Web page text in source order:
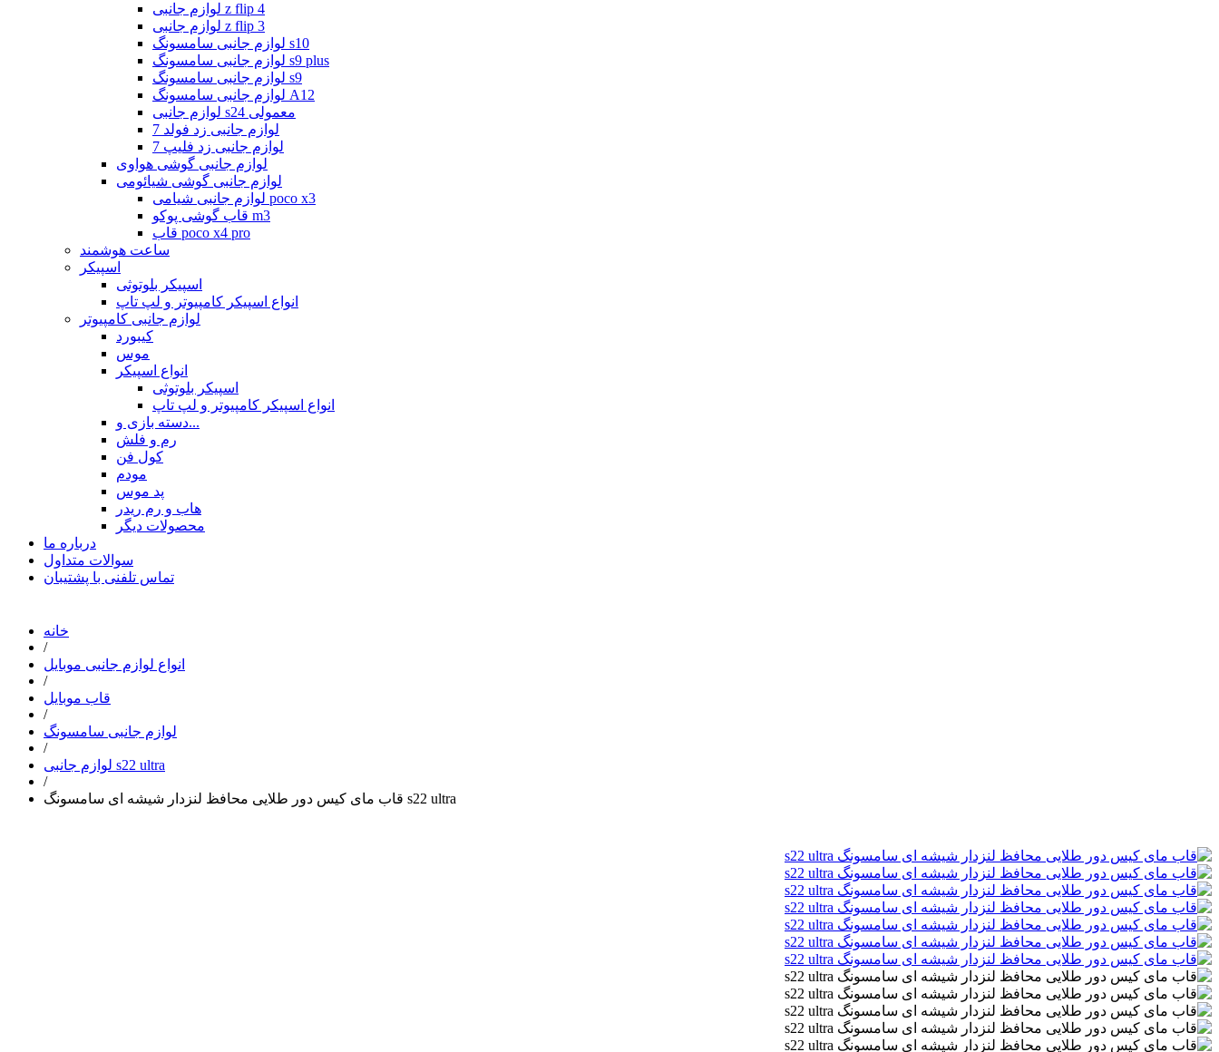
لوازم جانبی z flip 4
لوازم جانبی z flip 3
لوازم جانبی سامسونگ s10
لوازم جانبی سامسونگ s9 plus
لوازم جانبی سامسونگ s9
لوازم جانبی سامسونگ A12
لوازم جانبی s24 معمولی
لوازم جانبی زد فولد 7
لوازم جانبی زد فلیپ 7
لوازم جانبی گوشی هواوی
لوازم جانبی گوشی شیائومی
لوازم جانبی شیامی poco x3
قاب گوشی پوکو m3
قاب poco x4 pro
ساعت هوشمند
اسپیکر
اسپیکر بلوتوثی
انواع اسپیکر کامپیوتر و لپ تاپ
لوازم جانبی کامپیوتر
کیبورد
موس
انواع اسپیکر
اسپیکر بلوتوثی
انواع اسپیکر کامپیوتر و لپ تاپ
دسته بازی و...
رم و فلش
کول فن
مودم
پد موس
هاب و رم ریدر
محصولات دیگر
درباره ما
سوالات متداول
تماس تلفنی با پشتیبان
خانه
/
انواع لوازم جانبی موبایل
/
قاب موبایل
/
لوازم جانبی سامسونگ
/
لوازم جانبی s22 ultra
/
قاب مای کیس دور طلایی محافظ لنزدار شیشه ای سامسونگ s22 ultra